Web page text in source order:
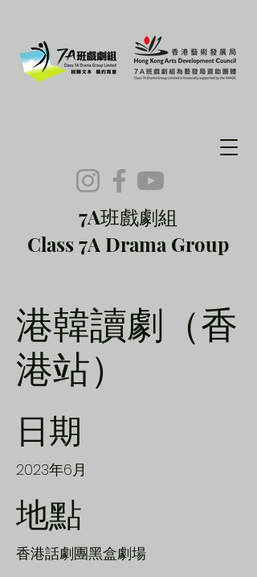
7A班戲劇組
Class 7A Drama Group
港韓讀劇（香
港站）
日期
2023年6月
地點
香港話劇團黑盒劇場